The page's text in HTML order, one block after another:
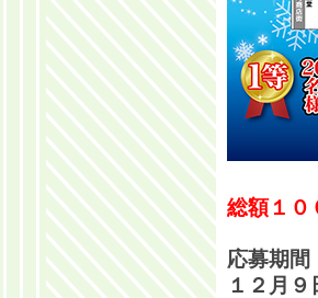
総額１０
応募期間
１２月９